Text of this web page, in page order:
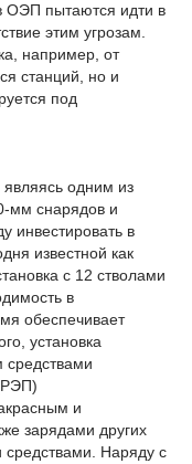
ОЭП пытаются идти в
этим угрозам.
например, от
станций, но и
под
одним из
мм снарядов и
инвестировать в
известной как
с 12 стволами
в
обеспечивает
установка
и
зарядами других
Наряду с